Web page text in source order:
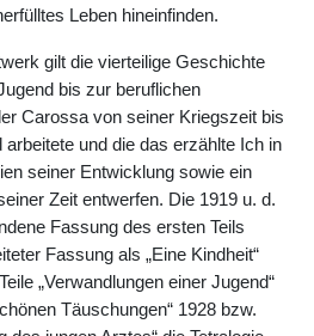
Leben hineinfinden.
gilt die vierteilige Geschichte
bis zur beruflichen
Carossa von seiner Kriegszeit bis
arbeitete und die das erzählte Ich in
seiner Entwicklung sowie ein
Zeit entwerfen. Die 1919 u. d.
Fassung des ersten Teils
Fassung als „Eine Kindheit“
„Verwandlungen einer Jugend“
Täuschungen“ 1928 bzw.